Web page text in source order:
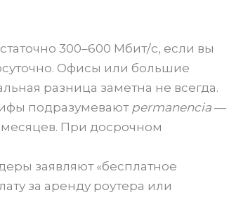
300–600 Мбит/с, если вы
Офисы или большие
разница заметна не всегда.
подразумевают permanencia—
месяцев. При досрочном
заявляют «бесплатное
за аренду роутера или